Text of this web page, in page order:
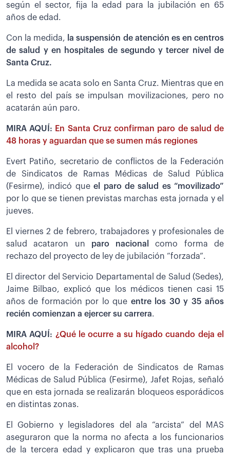
según el sector, fija la edad para la jubilación en 65
años de edad.
Con la medida, la suspensión de atención es en centros
de salud y en hospitales de segundo y tercer nivel de
Santa Cruz.
La medida se acata solo en Santa Cruz. Mientras que en
el resto del país se impulsan movilizaciones, pero no
acatarán aún paro.
MIRA AQUÍ: En Santa Cruz confirman paro de salud de
48 horas y aguardan que se sumen más regiones
Evert Patiño, secretario de conflictos de la Federación
de Sindicatos de Ramas Médicas de Salud Pública
(Fesirme), indicó queel paro de salud es “movilizado”
por lo que se tienen previstas marchas esta jornada y el
jueves.
El viernes 2 de febrero, trabajadores y profesionales de
salud acataron un paro nacionalcomo forma de
rechazo del proyecto de ley de jubilación “forzada”.
El director del Servicio Departamental de Salud (Sedes),
Jaime Bilbao, explicó que los médicos tienen casi 15
años de formación por lo que entre los 30 y 35 años
recién comienzan a ejercer su carrera.
MIRA AQUÍ: ¿Qué le ocurre a su hígado cuando deja el
alcohol?
El vocero de la Federación de Sindicatos de Ramas
Médicas de Salud Pública (Fesirme), Jafet Rojas, señaló
que en esta jornada se realizarán bloqueos esporádicos
en distintas zonas.
El Gobierno y legisladores del ala “arcista” del MAS
aseguraron que la norma no afecta a los funcionarios
de la tercera edad y explicaron que tras una prueba